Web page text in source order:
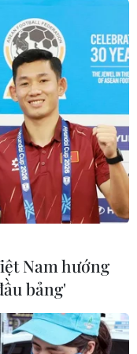
Vietnam+)
#Dập lửa
Nam hướng
bảng'